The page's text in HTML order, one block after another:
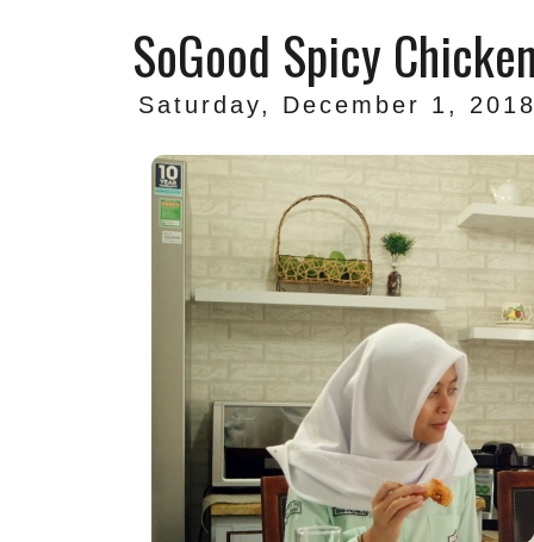
SoGood Spicy
Saturday, December 1,